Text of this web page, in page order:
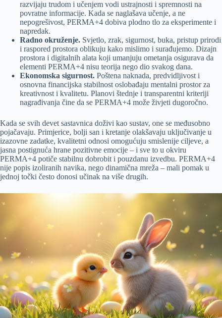
razvijaju trudom i učenjem vodi ustrajnosti i spremnosti na
povratne informacije. Kada se naglašava učenje, a ne
nepogrešivost, PERMA+4 dobiva plodno tlo za eksperimente i
napredak.
Radno okruženje. Svjetlo, zrak, sigurnost, buka, pristup prirodi
i raspored prostora oblikuju kako mislimo i surađujemo. Dizajn
prostora i digitalnih alata koji umanjuju ometanja osigurava da
elementi PERMA+4 nisu teorija nego dio svakog dana.
Ekonomska sigurnost. Poštena naknada, predvidljivost i
osnovna financijska stabilnost oslobađaju mentalni prostor za
kreativnost i kvalitetu. Planovi štednje i transparentni kriteriji
nagrađivanja čine da se PERMA+4 može živjeti dugoročno.
Kada se svih devet sastavnica doživi kao sustav, one se međusobno
pojačavaju. Primjerice, bolji san i kretanje olakšavaju uključivanje u
izazovne zadatke, kvalitetni odnosi omogućuju smislenije ciljeve, a
jasna postignuća hrane pozitivne emocije – i sve to u okviru
PERMA+4 potiče stabilnu dobrobit i pouzdanu izvedbu. PERMA+4
nije popis izoliranih navika, nego dinamična mreža – mali pomak u
jednoj točki često donosi učinak na više drugih.